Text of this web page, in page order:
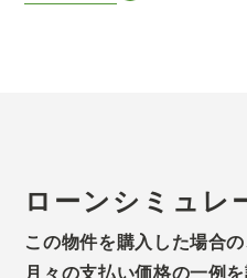
ローンシミュレ
この物件を購入した場合の
月々の支払い価格の一例を